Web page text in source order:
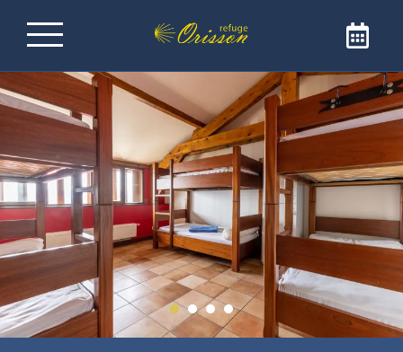
Refuge sur le Chemin de
Saint-Jacques-de-
Compostelle
Bienvenue au Refuge Orisson, idéalement
positionné sur le GR65 pour rejoindre Saint-
Jacques de Compostelle. Notre refuge est
l’adresse idéale pour faire une étape
réconfortante et conviviale. Le refuge est
ouvert uniquement aux pèlerins et aux
marcheurs.